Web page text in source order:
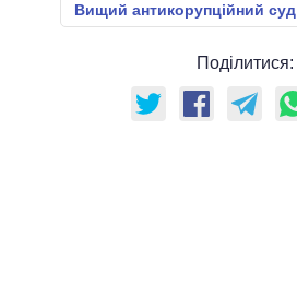
Вищий антикорупційний суд
Поділитися: